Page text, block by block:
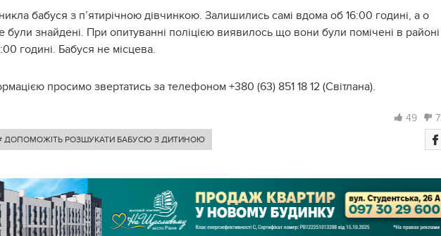
бабуся з п’ятирічною дівчинкою. Залишились самі вдома об 16:00 годині, а о
були знайдені. При опитуванні поліцією виявилось що вони були помічені в районі
годині. Бабуся не місцева.
просимо звертатись за телефоном +380 (63) 851 18 12 (Світлана).
49
ДОПОМОЖІТЬ РОЗШУКАТИ БАБУСЮ З ДИТИНОЮ